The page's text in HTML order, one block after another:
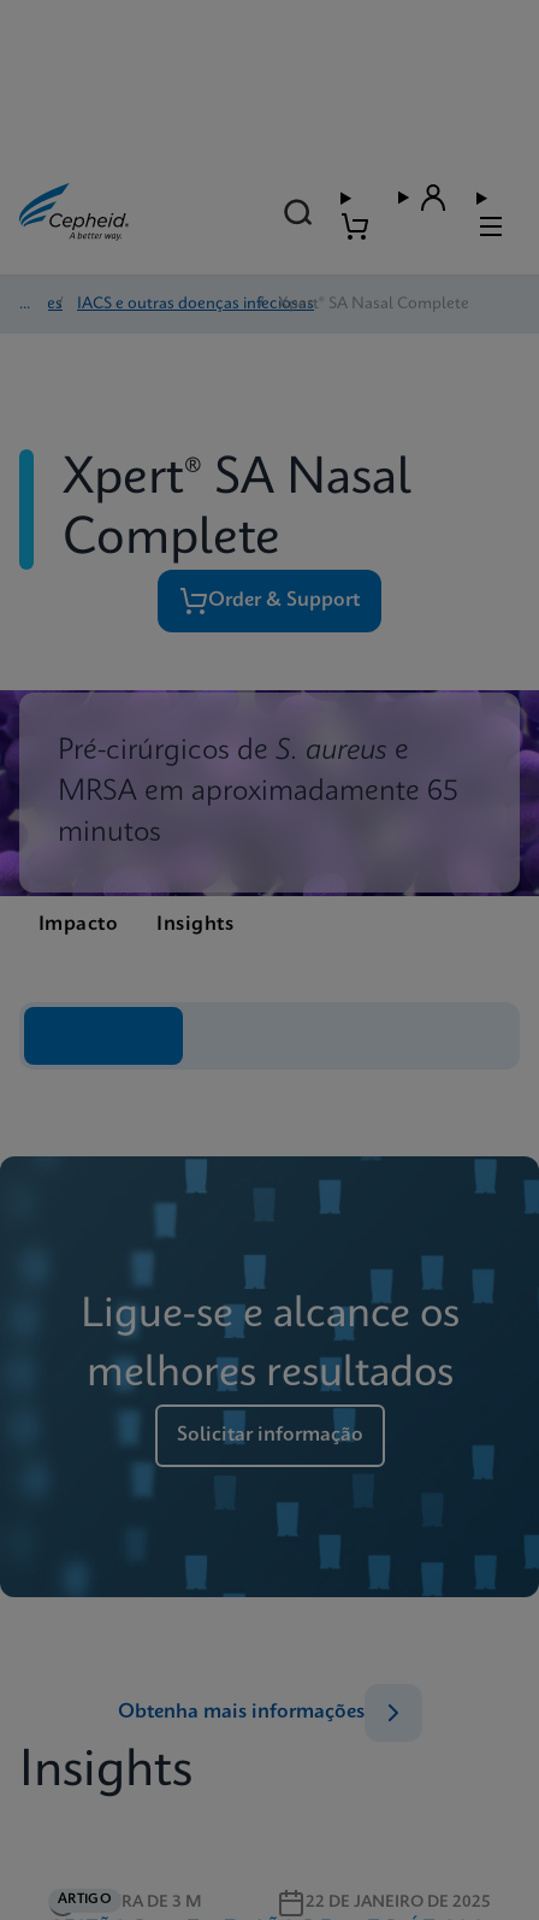
Testes/ IACS e outras doenças infeciosas
/ Xpert® SA Nasal Complete
Xpert® SA Nasal
Complete
Order & Support
Pré-cirúrgicos de S. aureus e
MRSA em aproximadamente 65
minutos
Impacto Insights
Ligue-se e alcance os
melhores resultados
Solicitar informação
Insights
Obtenha mais informações
ARTIGO
LEITURA DE 3 M 22 DE JANEIRO DE 2025